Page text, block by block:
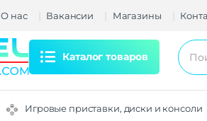
О нас Вакансии Магазины
Каталог товаров
Игровые приставки, диски и консоли